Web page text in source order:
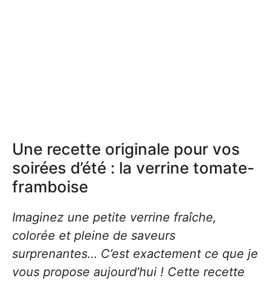
Une recette originale pour vos
soirées d’été : la verrine tomate-
framboise
Imaginez une petite verrine fraîche,
colorée et pleine de saveurs
surprenantes… C’est exactement ce que je
vous propose aujourd’hui ! Cette recette